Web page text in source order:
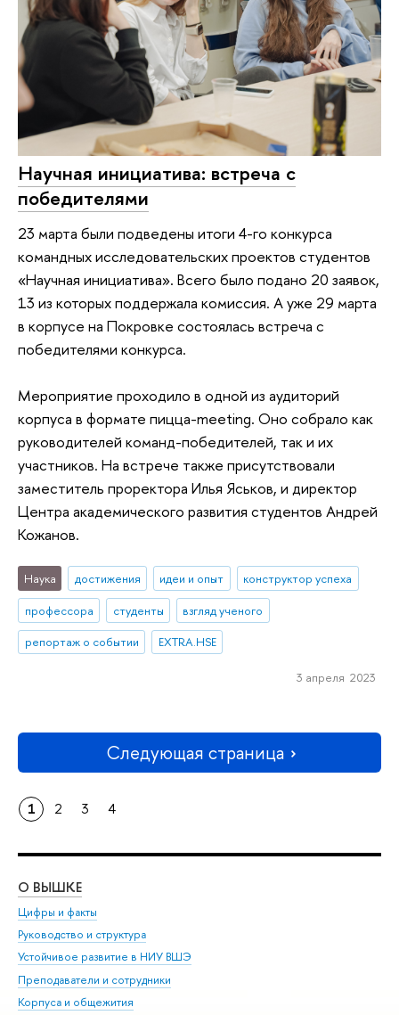
Научная инициатива: встреча с
победителями
23 марта были подведены итоги 4-го конкурса
командных исследовательских проектов студентов
«Научная инициатива». Всего было подано 20 заявок,
13 из которых поддержала комиссия. А уже 29 марта
в корпусе на Покровке состоялась встреча с
победителями конкурса.
Мероприятие проходило в одной из аудиторий
корпуса в формате пицца-meeting. Оно собрало как
руководителей команд-победителей, так и их
участников. На встрече также присутствовали
заместитель проректора Илья Яськов, и директор
Центра академического развития студентов Андрей
Кожанов.
Наука достижения идеи и опыт
конструктор успеха
профессора
студенты
взгляд ученого
репортаж о событии
EXTRA.HSE
3 апреля 2023
Следующая страница
1 2 3 4
О ВЫШКЕ
Цифры и факты
Руководство и структура
Устойчивое развитие в НИУ ВШЭ
Преподаватели и сотрудники
Корпуса и общежития